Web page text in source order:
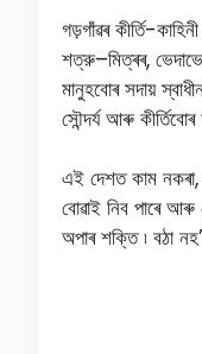
গড়গাঁৱৰ কীর্তি-
শত্রু–মিত্ৰৰ,
মানুহবােৰ সদায়
সৌন্দর্য আৰু
এই দেশত কাম নকৰা,
বোৱাই নিব পাৰে আৰু
অপাৰ শক্তি ৷ বঠা